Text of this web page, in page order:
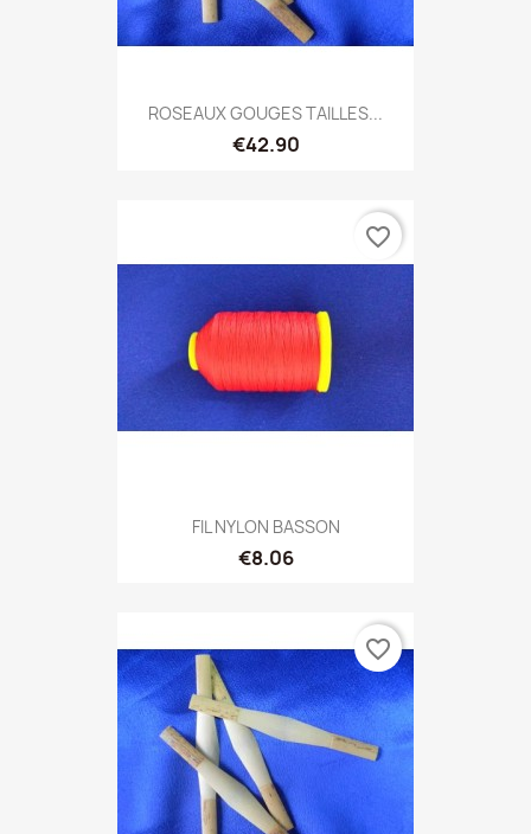
ROSEAUX GOUGES TAILLES...
€42.90
FIL NYLON BASSON
€8.06
favorite_border
favorite_border